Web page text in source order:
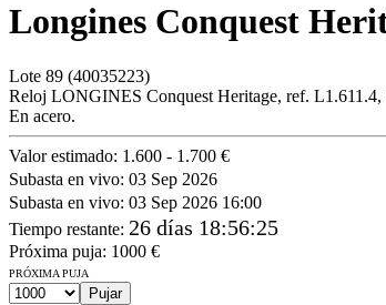
Longines Conquest
Lote 89 (40035223)
Reloj LONGINES Conquest Heritage, ref.
En acero.
Valor estimado: 1.600 - 1.700 €
Subasta en vivo: 03 Sep 2026
Subasta en vivo: 03 Sep 2026 16:00
Tiempo restante: 26 días 18:56:25
Próxima puja: 1000 €
PRÓXIMA PUJA